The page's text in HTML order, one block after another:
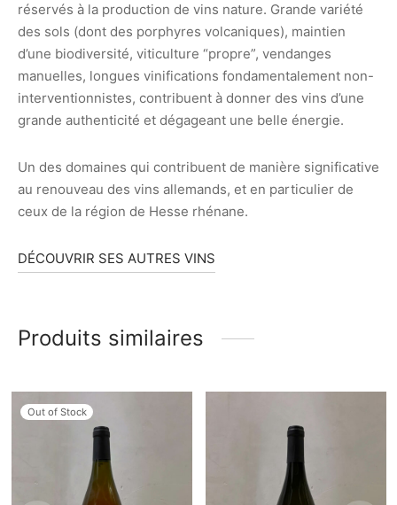
réservés à la production de vins nature. Grande variété
des sols (dont des porphyres volcaniques), maintien
d’une biodiversité, viticulture “propre”, vendanges
manuelles, longues vinifications fondamentalement non-
interventionnistes, contribuent à donner des vins d’une
grande authenticité et dégageant une belle énergie.
Un des domaines qui contribuent de manière significative
au renouveau des vins allemands, et en particulier de
ceux de la région de Hesse rhénane.
DÉCOUVRIR SES AUTRES VINS
Produits similaires
Out of Stock